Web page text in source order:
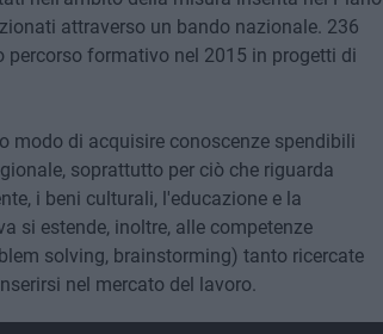
attraverso un bando nazionale. 236
formativo nel 2015 in progetti di
modo di acquisire conoscenze spendibili
soprattutto per ciò che riguarda
i beni culturali, l'educazione e la
si estende, inoltre, alle competenze
solving, brainstorming) tanto ricercate
nel mercato del lavoro.